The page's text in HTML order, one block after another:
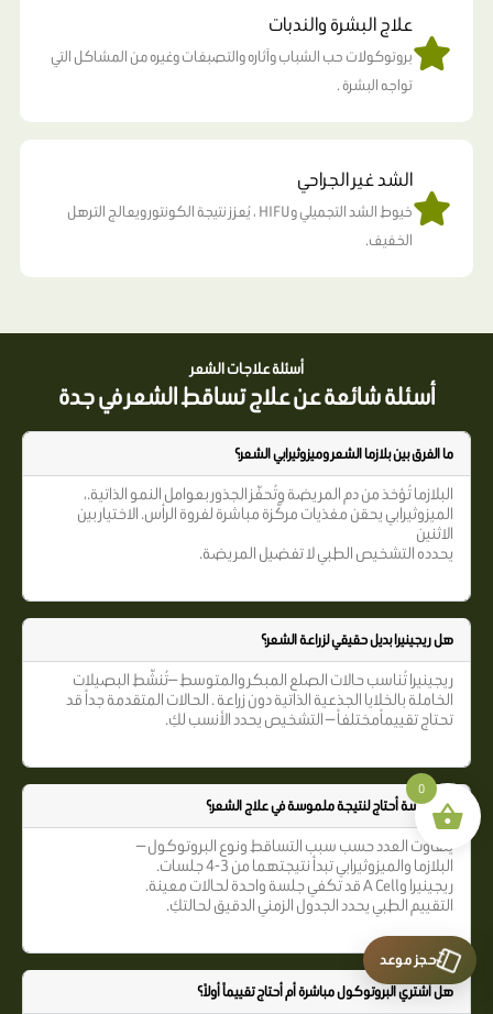
علاج البشرة والندبات
بروتوكولات حب الشباب وآثاره والتصبغات وغيره من المشاكل التي
تواجه البشرة .
الشد غير الجراحي
خيوط الشد التجميلي وHIFU ، يُعزز نتيجة الكونتور ويعالج الترهل
الخفيف.
أسئلة علاجات الشعر
أسئلة شائعة عن علاج تساقط الشعر في جدة
ما الفرق بين بلازما الشعر وميزوثيرابي الشعر؟
البلازما تُؤخذ من دم المريضة وتُحفّز الجذور بعوامل النمو الذاتية.،
الميزوثيرابي يحقن مغذيات مركّزة مباشرة لفروة الرأس. الاختيار بين
الاثنين
يحدده التشخيص الطبي لا تفضيل المريضة.
هل ريجينيرا بديل حقيقي لزراعة الشعر؟
ريجينيرا تُناسب حالات الصلع المبكر والمتوسط —تُنشّط البصيلات
الخاملة بالخلايا الجذعية الذاتية دون زراعة . الحالات المتقدمة جداً قد
تحتاج تقييماًمختلفاً — التشخيص يحدد الأنسب لكِ.
كم جلسة أحتاج لنتيجة ملموسة في علاج الشعر؟
يتفاوت العدد حسب سبب التساقط ونوع البروتوكول —
البلازما والميزوثيرابي تبدأ نتيجتهما من 3-4 جلسات.
ريجينيرا وA Cell قد تكفي جلسة واحدة لحالات معينة.
التقييم الطبي يحدد الجدول الزمني الدقيق لحالتكِ.
هل أشتري البروتوكول مباشرة أم أحتاج تقييماً أولاً؟
0
حجز موعد